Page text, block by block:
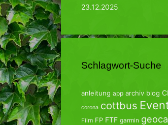
23.12.2025
Schlagwort-Suche
anleitung app archiv blog
corona cottbus
Film FP FTF garmin